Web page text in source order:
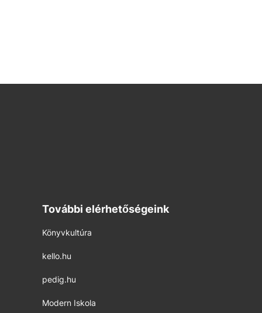
További elérhetőségeink
Könyvkultúra
kello.hu
pedig.hu
Modern Iskola